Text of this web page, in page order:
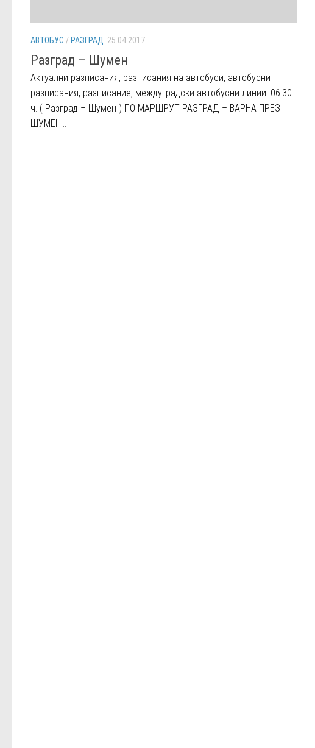
АВТОБУС / РАЗГРАД 25.04.2017
Разград – Шумен
Aктуални разписания, разписания на автобуси, автобусни
разписания, разписание, междуградски автобусни линии. 06:30
ч. ( Разград – Шумен ) ПО МАРШРУТ РАЗГРАД – ВАРНА ПРЕЗ
ШУМЕН...